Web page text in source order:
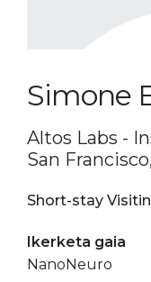
Simone
Altos Labs -
San
Short-stay
Ikerketa gaia
NanoNeuro